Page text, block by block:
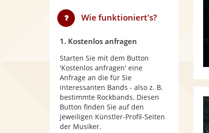
Wie funktioniert's?
1. Kostenlos anfragen
Starten Sie mit dem Button
'Kostenlos anfragen' eine
Anfrage an die für Sie
interessanten Bands - also z. B.
bestimmte Rockbands. Diesen
Button finden Sie auf den
jeweiligen Künstler-Profil-Seiten
der Musiker.